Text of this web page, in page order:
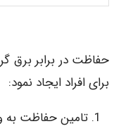
حفاظت در برابر برق
برای افراد ایجاد نمود:
تامین حفاظت به